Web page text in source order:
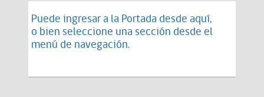
Puede ingresar a la Portada desde aquí,
o bien seleccione una sección desde el
menú de navegación.